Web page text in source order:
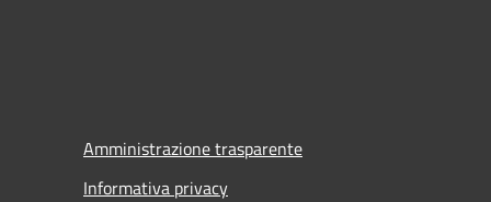
Amministrazione trasparente
Informativa privacy